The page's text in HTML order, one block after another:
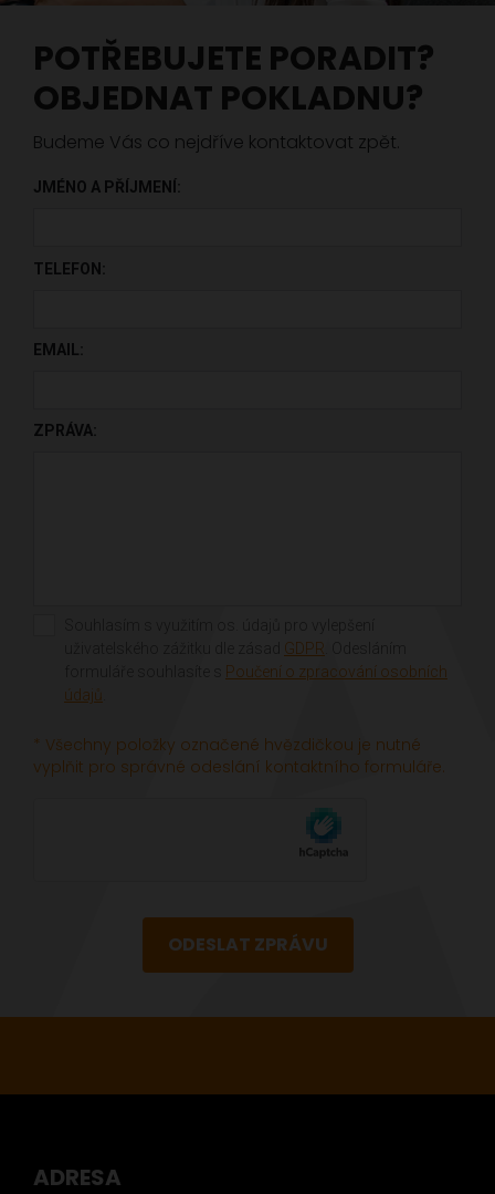
POTŘEBUJETE PORADIT?
OBJEDNAT POKLADNU?
Budeme Vás co nejdříve kontaktovat zpět.
JMÉNO A PŘÍJMENÍ:
TELEFON:
EMAIL:
ZPRÁVA:
GDPR
Poučení o zpracování osobních
údajů
* Všechny položky označené hvězdičkou je nutné
vyplňit pro správné odeslání kontaktního formuláře.
ODESLAT ZPRÁVU
ADRESA